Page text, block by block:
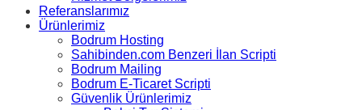
Referanslarımız
Ürünlerimiz
Bodrum Hosting
Sahibinden.com Benzeri İlan Scripti
Bodrum Mailing
Bodrum E-Ticaret Scripti
Güvenlik Ürünlerimiz